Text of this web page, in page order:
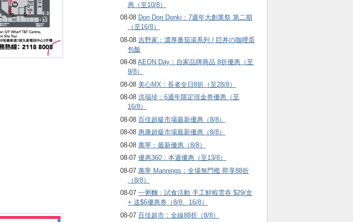
惠（至10/8）
08-08 Don Don Donki：7週年大創業祭 第二期
（至16/8）
08-08 吉野家：濃厚番茄湯系列 / 巨丼の咖哩蛋
包飯
08-08 AEON Day：自家品牌商品 8折優惠（至
9/8）
08-08 美心MX：長者全日8折（至28/8）
08-08 洪瑞珍：6週年限定現金券優惠（至
16/8）
08-08 百佳超級市場最新優惠（8/8）
08-08 惠康超級市場最新優惠（8/8）
08-08 萬寧：最新優惠（8/8）
08-07 優惠360：本週優惠（至13/8）
08-07 萬寧 Mannings：全場無門檻 即享88折
（8/8）
08-07 一粥麵：試食活動 手工鮮蝦雲吞 $29/盒
+ 送$6優惠券（8/8、16/8）
08-07 百佳超市：全線88折（8/8）